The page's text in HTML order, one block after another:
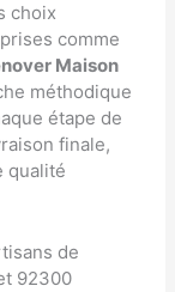
choix
comme
Maison
méthodique
étape de
finale,
qualité
de
92300